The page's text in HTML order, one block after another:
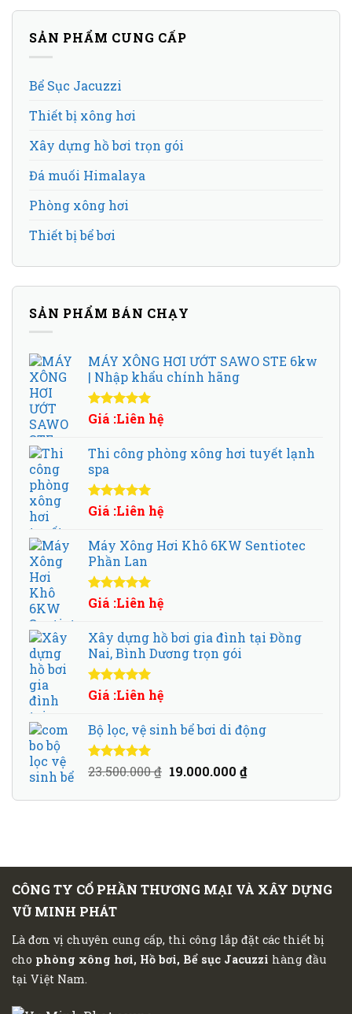
SẢN PHẨM CUNG CẤP
Bể Sục Jacuzzi
Thiết bị xông hơi
Xây dựng hồ bơi trọn gói
Đá muối Himalaya
Phòng xông hơi
Thiết bị bể bơi
SẢN PHẨM BÁN CHẠY
MÁY XÔNG HƠI ƯỚT SAWO STE 6kw
| Nhập khẩu chính hãng
Được xếp
Giá :Liên hệ
Thi công phòng xông hơi tuyết lạnh
spa
Được xếp
Giá :Liên hệ
Máy Xông Hơi Khô 6KW Sentiotec
Phần Lan
Được xếp
Giá :Liên hệ
Xây dựng hồ bơi gia đình tại Đồng
Nai, Bình Dương trọn gói
Được xếp
Giá :Liên hệ
Bộ lọc, vệ sinh bể bơi di động
Được xếp
23.500.000₫ Giá
là:
19.000.000 ₫Giá
tại
CÔNG TY CỔ PHẦN THƯƠNG MẠI VÀ XÂY DỰNG
VŨ MINH PHÁT
Là đơn vị chuyên cung cấp, thi công lắp đặt các thiết bị
cho phòng xông hơi, Hồ bơi, Bể sục Jacuzzi hàng đầu
tại Việt Nam.